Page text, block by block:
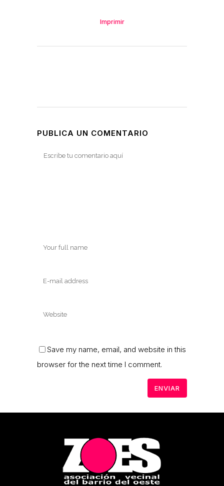
Imprimir
PUBLICA UN COMENTARIO
Save my name, email, and website in this
browser for the next time I comment.